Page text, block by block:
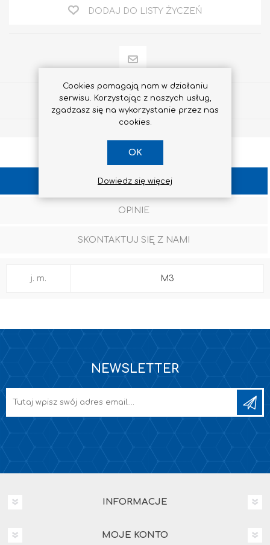
DODAJ DO LISTY ŻYCZEŃ
Udostępnij
SPECYFIKACJA
OPINIE
SKONTAKTUJ SIĘ Z NAMI
j. m. M3
NEWSLETTER
INFORMACJE
MOJE KONTO
Cookies pomagają nam w działaniu
serwisu. Korzystając z naszych usług,
zgadzasz się na wykorzystanie przez nas
cookies.
OK
Dowiedz się więcej